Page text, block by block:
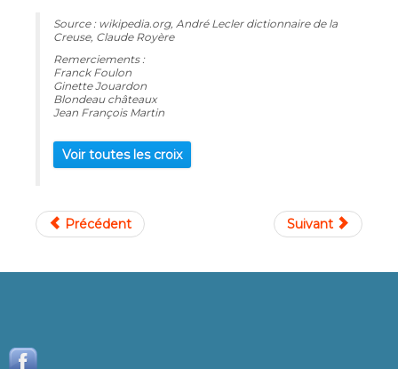
Source : wikipedia.org, André Lecler dictionnaire de la
Creuse, Claude Royère
Remerciements :
Franck Foulon
Ginette Jouardon
Blondeau châteaux
Jean François Martin
Voir toutes les croix
Précédent Suivant